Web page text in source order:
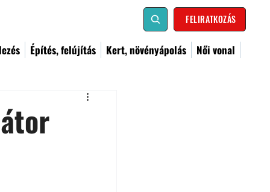
FELIRATKOZÁS
Építés, felújítás Kert, növényápolás Női vonal